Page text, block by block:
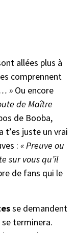
allées plus à
comprennent
» Ou encore
de Maître
de Booba,
t’es juste un vrai
: « Preuve ou
sur vous qu’il
de fans qui le
se demandent
se terminera.